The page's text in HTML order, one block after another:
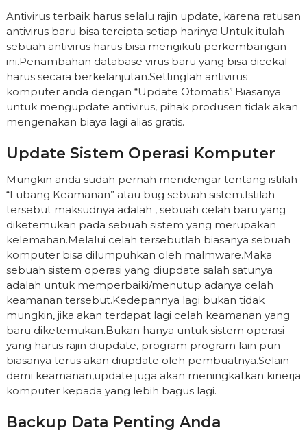
Antivirus terbaik harus selalu rajin update, karena ratusan
antivirus baru bisa tercipta setiap harinya.Untuk itulah
sebuah antivirus harus bisa mengikuti perkembangan
ini.Penambahan database virus baru yang bisa dicekal
harus secara berkelanjutan.Settinglah antivirus
komputer anda dengan “Update Otomatis”.Biasanya
untuk mengupdate antivirus, pihak produsen tidak akan
mengenakan biaya lagi alias gratis.
Update Sistem Operasi Komputer
Mungkin anda sudah pernah mendengar tentang istilah
“Lubang Keamanan” atau bug sebuah sistem.Istilah
tersebut maksudnya adalah , sebuah celah baru yang
diketemukan pada sebuah sistem yang merupakan
kelemahan.Melalui celah tersebutlah biasanya sebuah
komputer bisa dilumpuhkan oleh malmware.Maka
sebuah sistem operasi yang diupdate salah satunya
adalah untuk memperbaiki/menutup adanya celah
keamanan tersebut.Kedepannya lagi bukan tidak
mungkin, jika akan terdapat lagi celah keamanan yang
baru diketemukan.Bukan hanya untuk sistem operasi
yang harus rajin diupdate, program program lain pun
biasanya terus akan diupdate oleh pembuatnya.Selain
demi keamanan,update juga akan meningkatkan kinerja
komputer kepada yang lebih bagus lagi.
Backup Data Penting Anda